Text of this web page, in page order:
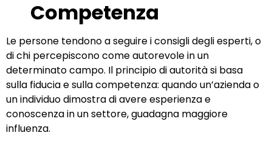
Competenza
Le persone tendono a seguire i consigli degli esperti, o
di chi percepiscono come autorevole in un
determinato campo. Il principio di autorità si basa
sulla fiducia e sulla competenza: quando un’azienda o
un individuo dimostra di avere esperienza e
conoscenza in un settore, guadagna maggiore
influenza.